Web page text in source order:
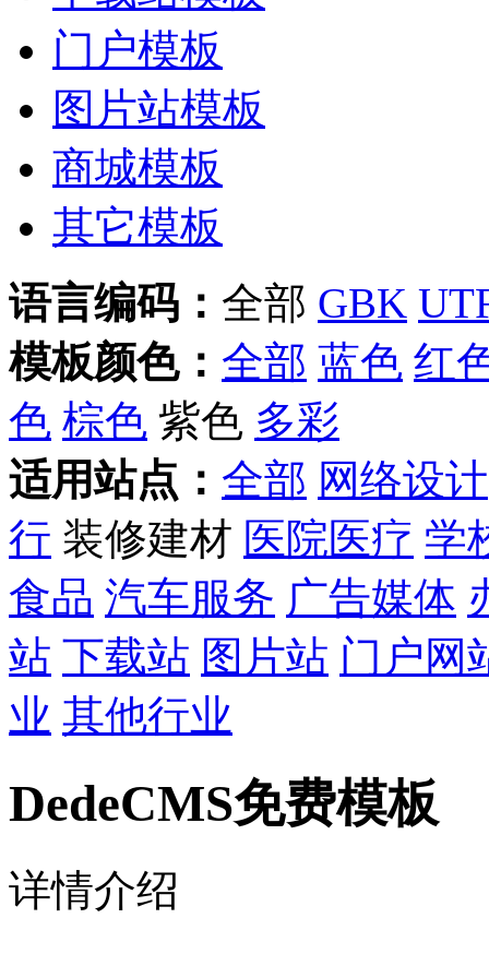
门户模板
图片站模板
商城模板
其它模板
语言编码： 全部 GBK
模板颜色： 全部 蓝色 红
色 棕色 紫色 多彩
适用站点： 全部 网络设计
行 装修建材 医院医疗 学
食品 汽车服务 广告媒体
站 下载站 图片站 门户网
业 其他行业
DedeCMS免费模板
详情介绍